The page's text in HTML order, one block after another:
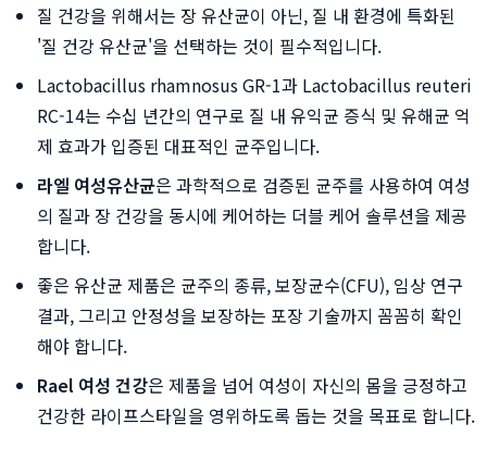
질 건강을 위해서는 장 유산균이 아닌, 질 내 환경에 특화된
'질 건강 유산균'을 선택하는 것이 필수적입니다.
Lactobacillus rhamnosus GR-1과 Lactobacillus reuteri
RC-14는 수십 년간의 연구로 질 내 유익균 증식 및 유해균 억
제 효과가 입증된 대표적인 균주입니다.
라엘 여성유산균은 과학적으로 검증된 균주를 사용하여 여성
의 질과 장 건강을 동시에 케어하는 더블 케어 솔루션을 제공
합니다.
좋은 유산균 제품은 균주의 종류, 보장균수(CFU), 임상 연구
결과, 그리고 안정성을 보장하는 포장 기술까지 꼼꼼히 확인
해야 합니다.
Rael 여성 건강은 제품을 넘어 여성이 자신의 몸을 긍정하고
건강한 라이프스타일을 영위하도록 돕는 것을 목표로 합니다.